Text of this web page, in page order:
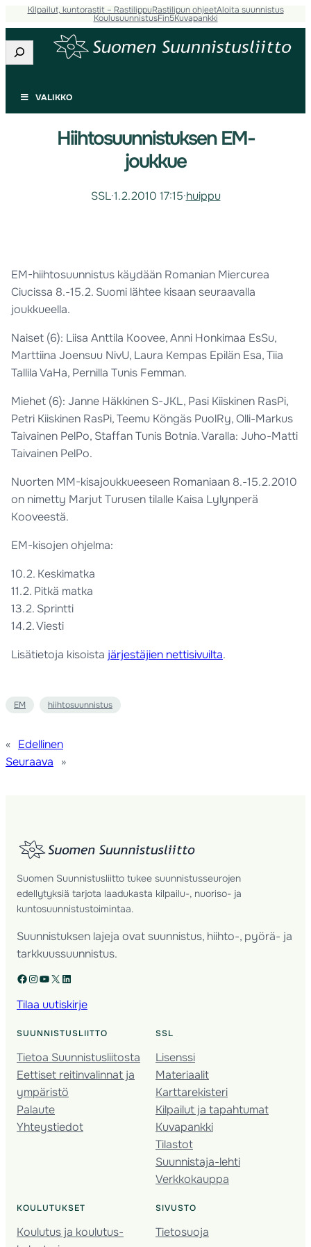
Kilpailut, kuntorastit – RastilippuRastilipun ohjeetAloita suunnistus
KoulusuunnistusFin5Kuvapankki
Etsi
VALIKKO
Hiihtosuunnistuksen EM-
joukkue
SSL·1.2.2010 17:15·huippu
EM-hiihtosuunnistus käydään Romanian Miercurea
Ciucissa 8.-15.2. Suomi lähtee kisaan seuraavalla
joukkueella.
Naiset (6): Liisa Anttila Koovee, Anni Honkimaa EsSu,
Marttiina Joensuu NivU, Laura Kempas Epilän Esa, Tiia
Tallila VaHa, Pernilla Tunis Femman.
Miehet (6): Janne Häkkinen S-JKL, Pasi Kiiskinen RasPi,
Petri Kiiskinen RasPi, Teemu Köngäs PuolRy, Olli-Markus
Taivainen PelPo, Staffan Tunis Botnia. Varalla: Juho-Matti
Taivainen PelPo.
Nuorten MM-kisajoukkueeseen Romaniaan 8.-15.2.2010
on nimetty Marjut Turusen tilalle Kaisa Lylynperä
Kooveestä.
EM-kisojen ohjelma:
10.2. Keskimatka
11.2. Pitkä matka
13.2. Sprintti
14.2. Viesti
Lisätietoja kisoista järjestäjien nettisivuilta.
EM hiihtosuunnistus
« Edellinen
Seuraava
»
Suomen Suunnistusliitto tukee suunnistusseurojen
edellytyksiä tarjota laadukasta kilpailu-, nuoriso- ja
kuntosuunnistustoimintaa.
Suunnistuksen lajeja ovat suunnistus, hiihto-, pyörä- ja
tarkkuussuunnistus.
Facebook Instagram YouTube X LinkedIn
Tilaa uutiskirje
SUUNNISTUSLIITTO
Tietoa Suunnistusliitosta
Eettiset reitinvalinnat ja
ympäristö
Palaute
Yhteystiedot
SSL
Lisenssi
Materiaalit
Karttarekisteri
Kilpailut ja tapahtumat
Kuvapankki
Tilastot
Suunnistaja-lehti
Verkkokauppa
KOULUTUKSET
Koulutus ja koulutus­
SIVUSTO
Tietosuoja